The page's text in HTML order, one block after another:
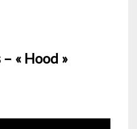
« Hood »